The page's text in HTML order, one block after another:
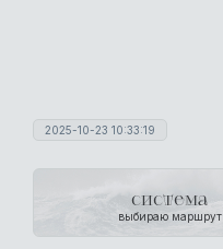
2025-10-23 10:33:19
система
выбираю маршрут